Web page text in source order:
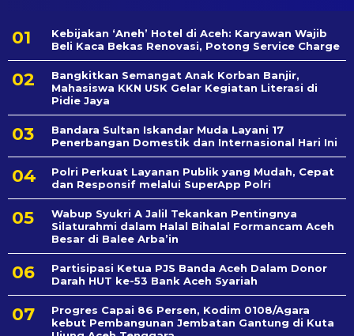
Kebijakan ‘Aneh’ Hotel di Aceh: Karyawan Wajib
Beli Kaca Bekas Renovasi, Potong Service Charge
Bangkitkan Semangat Anak Korban Banjir,
Mahasiswa KKN USK Gelar Kegiatan Literasi di
Pidie Jaya
Bandara Sultan Iskandar Muda Layani 17
Penerbangan Domestik dan Internasional Hari Ini
Polri Perkuat Layanan Publik yang Mudah, Cepat
dan Responsif melalui SuperApp Polri
Wabup Syukri A Jalil Tekankan Pentingnya
Silaturahmi dalam Halal Bihalal Formancam Aceh
Besar di Balee Arba’in
Partisipasi Ketua PJS Banda Aceh Dalam Donor
Darah HUT ke-53 Bank Aceh Syariah
Progres Capai 86 Persen, Kodim 0108/Agara
kebut Pembangunan Jembatan Gantung di Kuta